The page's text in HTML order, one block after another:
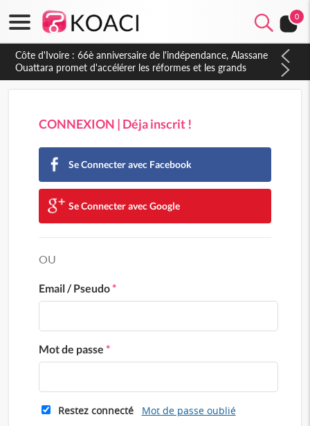
0
CONNEXION | Déja inscrit !
Se Connecter avec Facebook
Se Connecter avec Google
OU
Email / Pseudo*
Mot de passe *
Restez connecté Mot de passe oublié